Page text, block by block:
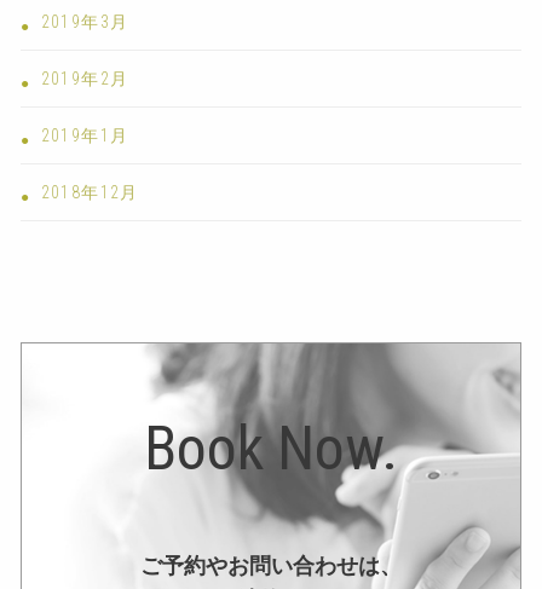
2019年3月
2019年2月
2019年1月
2018年12月
Book Now.
ご予約やお問い合わせは、